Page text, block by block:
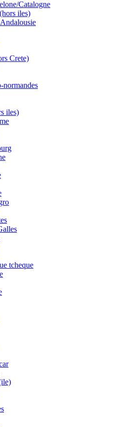
Catalogne
iles)
Crete)
normandes
iles)
tcheque